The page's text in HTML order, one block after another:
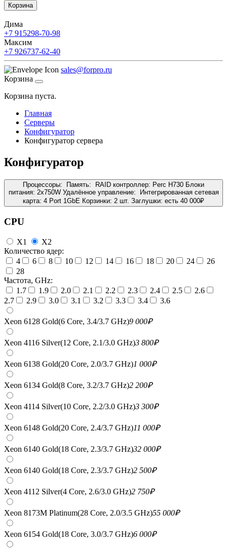
Корзина
Дима
+7 915298-70-98
Максим
+7 926737-62-40
sales@forpro.ru
Корзина
Корзина пуста.
Главная
Серверы
Конфигуратор
Конфигуратор сервера
Конфигуратор
Процессоры: Память: RAID контроллер: Perc H730 Блоки
питания: 2x750W Удалённое управление:
Интегрированная сетевая
карта: 4 Port 1GbE Корзинки: 2 шт. Заглушки: есть 40 000₽
CPU
X1
X2
Количество ядер:
4
6 8 10 12 14 16 18 20 24
26
28
Частота, GHz:
1.7
1.9 2.0 2.1 2.2 2.3 2.4 2.5
2.6
2.7
2.9 3.0 3.1 3.2 3.3 3.4 3.6
Xeon 6128 Gold(6 Core, 3.4/3.7 GHz)9 000₽
Xeon 4116 Silver(12 Core, 2.1/3.0 GHz)3 800₽
Xeon 6138 Gold(20 Core, 2.0/3.7 GHz)1 000₽
Xeon 6134 Gold(8 Core, 3.2/3.7 GHz)2 200₽
Xeon 4114 Silver(10 Core, 2.2/3.0 GHz)3 300₽
Xeon 6148 Gold(20 Core, 2.4/3.7 GHz)11 000₽
Xeon 6140 Gold(18 Core, 2.3/3.7 GHz)32 000₽
Xeon 6140 Gold(18 Core, 2.3/3.7 GHz)2 500₽
Xeon 4112 Silver(4 Core, 2.6/3.0 GHz)2 750₽
Xeon 8173M Platinum(28 Core, 2.0/3.5 GHz)55 000₽
Xeon 6154 Gold(18 Core, 3.0/3.7 GHz)6 000₽